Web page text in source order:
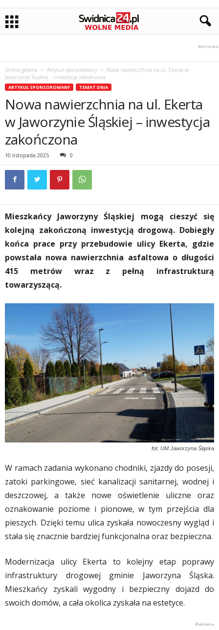
Strona główna Artykuł sponsorowany
Nowa nawierzchnia na ul. Ekerta w
Jaworzynie Śląskiej – inwestycja zakończona
ARTYKUŁ SPONSOROWANY TEMAT DNIA
Nowa nawierzchnia na ul. Ekerta
w Jaworzynie Śląskiej – inwestycja
zakończona
10 listopada 2025 0
Mieszkańcy Jaworzyny Śląskiej mogą cieszyć się
kolejną zakończoną inwestycją drogową. Dobiegły
końca prace przy przebudowie ulicy Ekerta, gdzie
powstała nowa nawierzchnia asfaltowa o długości
415 metrów wraz z pełną infrastrukturą
towarzyszącą.
fot. UM Jaworzyna Śląska
W ramach zadania wykonano chodniki, zjazdy do posesji,
zatoki parkingowe, sieć kanalizacji sanitarnej, wodnej i
deszczowej, a także nowe oświetlenie uliczne oraz
oznakowanie poziome i pionowe, w tym przejścia dla
pieszych. Dzięki temu ulica zyskała nowoczesny wygląd i
stała się znacznie bardziej funkcjonalna oraz bezpieczna.
Modernizacja ulicy Ekerta to kolejny etap poprawy
infrastruktury drogowej gminie Jaworzyna Śląska.
Mieszkańcy zyskali wygodny i bezpieczny dojazd do
swoich domów, a cała okolica zyskała na estetyce.